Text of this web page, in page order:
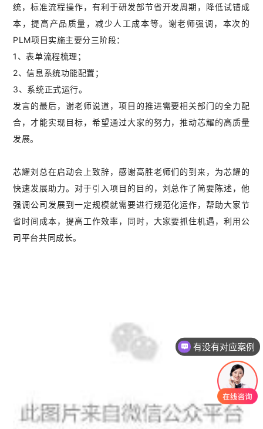
统，标准流程操作，有利于研发部节省开发周期，降低试错成
本，提高产品质量，减少人工成本等。谢老师强调，本次的
PLM项目实施主要分三阶段：
1、表单流程梳理；
2、信息系统功能配置；
3、系统正式运行。
发言的最后，谢老师说道，项目的推进需要相关部门的全力配
合，才能实现目标，希望通过大家的努力，推动芯耀的高质量
发展。
芯耀刘总在启动会上致辞，感谢高胜老师们的到来，为芯耀的
快速发展助力。对于引入项目的目的，刘总作了简要陈述，他
强调公司发展到一定规模就需要进行规范化运作，帮助大家节
省时间成本，提高工作效率，同时，大家要抓住机遇，利用公
司平台共同成长。
有没有对应案例